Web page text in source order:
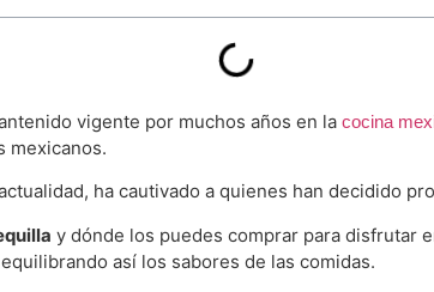
vigente por muchos años en la cocina
mexicanos.
ha cautivado a quienes han decidido
y dónde los puedes comprar para disfrutar
así los sabores de las comidas.